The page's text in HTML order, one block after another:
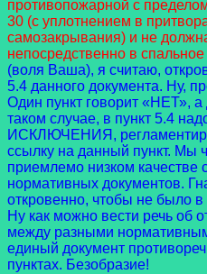
противопожарной с
30 (с уплотнением в
самозакрывания) и не
непосредственно в
(воля Ваша), я считаю,
5.4 данного документа. Ну,
Один пункт говорит «НЕТ»,
таком случае, в пункт 5.4
ИСКЛЮЧЕНИЯ,
ссылку на данный пункт. Мы
приемлемо низком качестве
нормативных документов.
откровенно, чтобы не было
Ну как можно вести речь об
между разными
единый документ
пунктах. Безобразие!